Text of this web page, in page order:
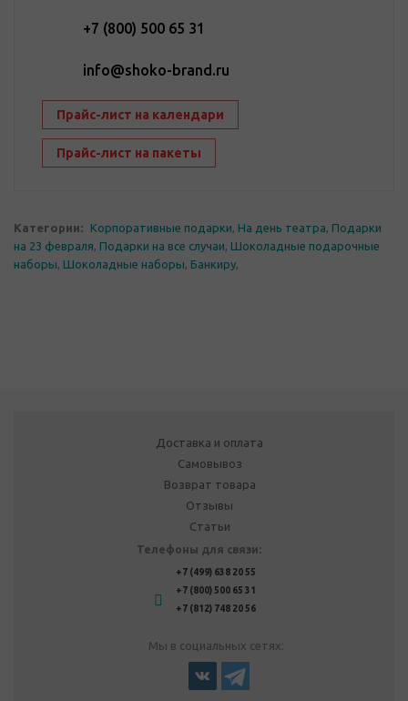
+7 (800) 500 65 31
info@shoko-brand.ru
Прайс-лист на календари
Прайс-лист на пакеты
Категории: Корпоративные подарки, На день театра, Подарки
на 23 февраля, Подарки на все случаи, Шоколадные подарочные
наборы, Шоколадные наборы, Банкиру,
Доставка и оплата
Самовывоз
Возврат товара
Отзывы
Статьи
Телефоны для связи:
+7 (499) 638 20 55
+7 (800) 500 65 31
+7 (812) 748 20 56
Мы в социальных сетях: